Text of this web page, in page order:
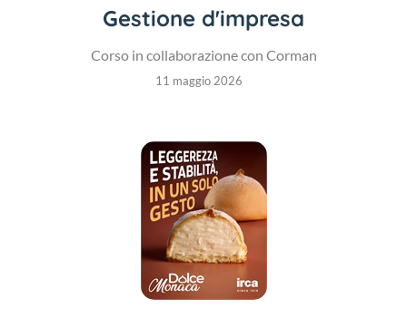
Gestione d'impresa
Corso in collaborazione con Corman
11 maggio 2026